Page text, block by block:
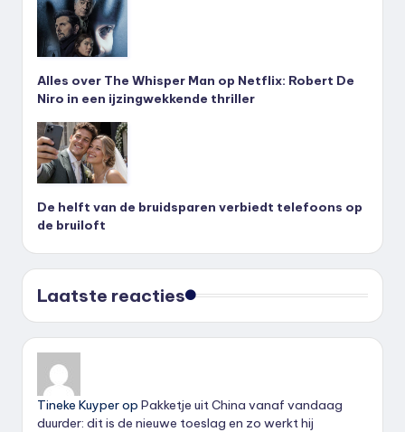
Alles over The Whisper Man op Netflix: Robert De
Niro in een ijzingwekkende thriller
De helft van de bruidsparen verbiedt telefoons op
de bruiloft
Laatste reacties
Tineke Kuyperop Pakketje uit China vanaf vandaag
duurder: dit is de nieuwe toeslag en zo werkt hij